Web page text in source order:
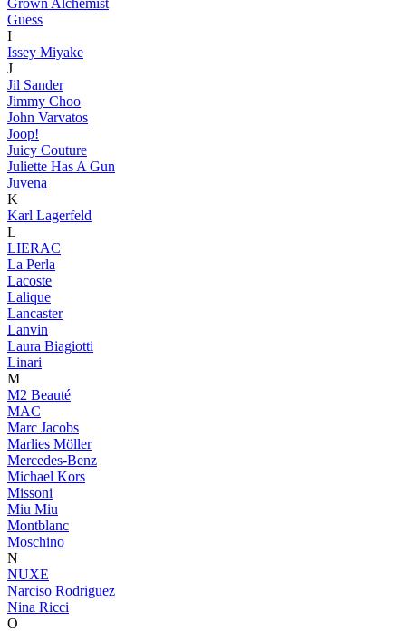
Grown Alchemist
Guess
I
Issey Miyake
J
Jil Sander
Jimmy Choo
John Varvatos
Joop!
Juicy Couture
Juliette Has A Gun
Juvena
K
Karl Lagerfeld
L
LIERAC
La Perla
Lacoste
Lalique
Lancaster
Lanvin
Laura Biagiotti
Linari
M
M2 Beauté
MAC
Marc Jacobs
Marlies Möller
Mercedes-Benz
Michael Kors
Missoni
Miu Miu
Montblanc
Moschino
N
NUXE
Narciso Rodriguez
Nina Ricci
O